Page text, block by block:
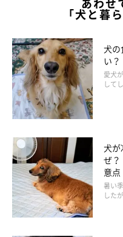
あわせ
「犬と暮
犬の
い
愛犬
して
犬が
ぜ
意点
暑い
した